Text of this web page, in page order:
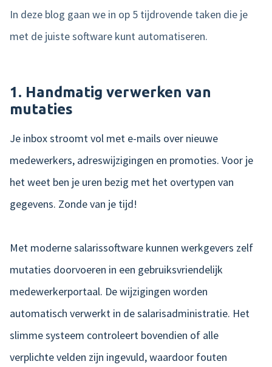
In deze blog gaan we in op 5 tijdrovende taken die je
met de juiste software kunt automatiseren.
1. Handmatig verwerken van
mutaties
Je inbox stroomt vol met e-mails over nieuwe
medewerkers, adreswijzigingen en promoties. Voor je
het weet ben je uren bezig met het overtypen van
gegevens. Zonde van je tijd!
Met moderne salarissoftware kunnen werkgevers zelf
mutaties doorvoeren in een gebruiksvriendelijk
medewerkerportaal. De wijzigingen worden
automatisch verwerkt in de salarisadministratie. Het
slimme systeem controleert bovendien of alle
verplichte velden zijn ingevuld, waardoor fouten